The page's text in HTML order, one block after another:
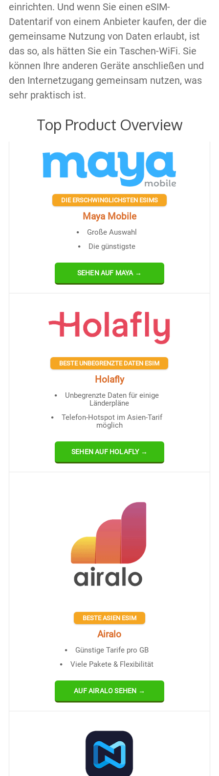
einrichten. Und wenn Sie einen eSIM-
Datentarif von einem Anbieter kaufen, der die
gemeinsame Nutzung von Daten erlaubt, ist
das so, als hätten Sie ein Taschen-WiFi. Sie
können Ihre anderen Geräte anschließen und
den Internetzugang gemeinsam nutzen, was
sehr praktisch ist.
Top Product Overview
DIE ERSCHWINGLICHSTEN ESIMS
Maya Mobile
Große Auswahl
Die günstigste
SEHEN AUF MAYA →
BESTE UNBEGRENZTE DATEN ESIM
Holafly
Unbegrenzte Daten für einige
Länderpläne
Telefon-Hotspot im Asien-Tarif
möglich
SEHEN AUF HOLAFLY →
BESTE ASIEN ESIM
Airalo
Günstige Tarife pro GB
Viele Pakete & Flexibilität
AUF AIRALO SEHEN →